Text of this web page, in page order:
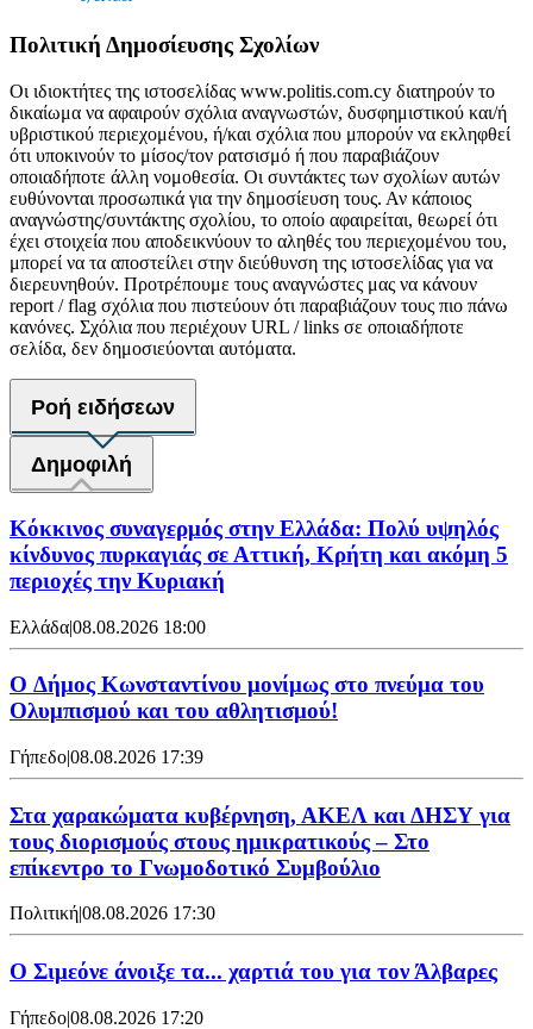
Πολιτική Δημοσίευσης Σχολίων
Οι ιδιοκτήτες της ιστοσελίδας www.politis.com.cy διατηρούν το
δικαίωμα να αφαιρούν σχόλια αναγνωστών, δυσφημιστικού και/ή
υβριστικού περιεχομένου, ή/και σχόλια που μπορούν να εκληφθεί
ότι υποκινούν το μίσος/τον ρατσισμό ή που παραβιάζουν
οποιαδήποτε άλλη νομοθεσία. Οι συντάκτες των σχολίων αυτών
ευθύνονται προσωπικά για την δημοσίευση τους. Αν κάποιος
αναγνώστης/συντάκτης σχολίου, το οποίο αφαιρείται, θεωρεί ότι
έχει στοιχεία που αποδεικνύουν το αληθές του περιεχομένου του,
μπορεί να τα αποστείλει στην διεύθυνση της ιστοσελίδας για να
διερευνηθούν. Προτρέπουμε τους αναγνώστες μας να κάνουν
report / flag σχόλια που πιστεύουν ότι παραβιάζουν τους πιο πάνω
κανόνες. Σχόλια που περιέχουν URL / links σε οποιαδήποτε
σελίδα, δεν δημοσιεύονται αυτόματα.
Ροή ειδήσεων
Δημοφιλή
Κόκκινος συναγερμός στην Ελλάδα: Πολύ υψηλός
κίνδυνος πυρκαγιάς σε Αττική, Κρήτη και ακόμη 5
περιοχές την Κυριακή
Ελλάδα|08.08.2026 18:00
O Δήμος Κωνσταντίνου μονίμως στο πνεύμα του
Ολυμπισμού και του αθλητισμού!
Γήπεδο|08.08.2026 17:39
Στα χαρακώματα κυβέρνηση, ΑΚΕΛ και ΔΗΣΥ για
τους διορισμούς στους ημικρατικούς – Στο
επίκεντρο το Γνωμοδοτικό Συμβούλιο
Πολιτική|08.08.2026 17:30
Ο Σιμεόνε άνοιξε τα... χαρτιά του για τον Άλβαρες
Γήπεδο|08.08.2026 17:20